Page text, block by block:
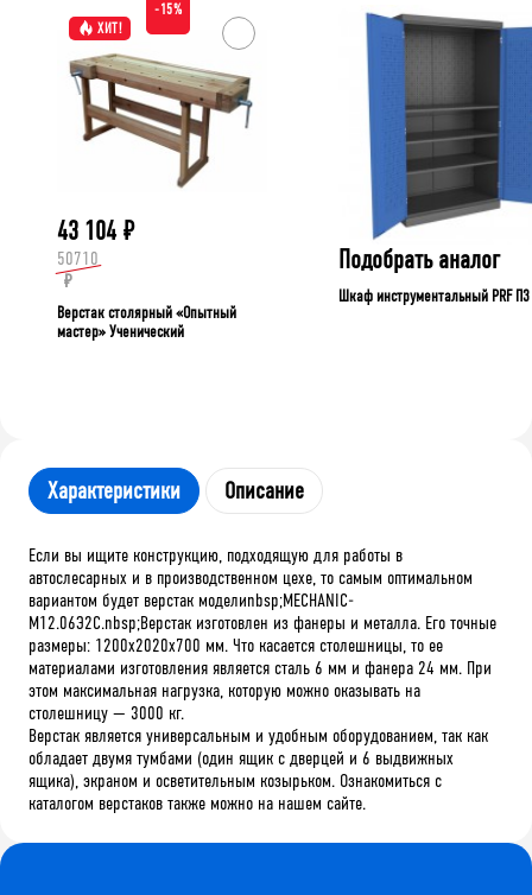
ХИТ!
-15%
43 104 ₽
50710
₽
Верстак столярный «Опытный
мастер» Ученический
Подобрать аналог
Шкаф инструментальный PRF П3
Характеристики Описание
Если вы ищите конструкцию, подходящую для работы в
автослесарных и в производственном цехе, то самым оптимальном
вариантом будет верстак моделиnbsp;MECHANIC-
М12.06Э2С.nbsp;Верстак изготовлен из фанеры и металла. Его точные
размеры: 1200x2020x700 мм. Что касается столешницы, то ее
материалами изготовления является сталь 6 мм и фанера 24 мм. При
этом максимальная нагрузка, которую можно оказывать на
столешницу — 3000 кг.
Верстак является универсальным и удобным оборудованием, так как
обладает двумя тумбами (один ящик с дверцей и 6 выдвижных
ящика), экраном и осветительным козырьком. Ознакомиться с
каталогом верстаков также можно на нашем сайте.